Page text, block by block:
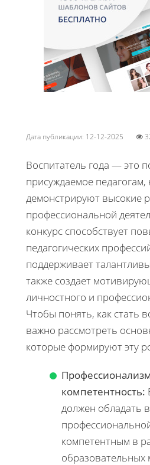
Дата публикации: 12-12-2025
Воспитатель года — это
присуждаемое педагогам,
демонстрируют высокие
профессиональной
конкурс способствует
педагогических
поддерживает
также создает
личностного и
Чтобы понять, как стать
важно рассмотреть
которые формируют эту
компетентность:
должен обладать
компетентным в
образовательных